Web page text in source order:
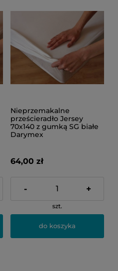
Nieprzemakalne
prześcieradło Jersey
70x140 z gumką SG białe
Darymex
64,00 zł
- +
szt.
do koszyka